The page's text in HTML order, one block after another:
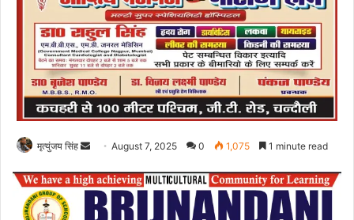
मृत्युंजय सिंह
Send
email
August 7, 2025 0 1,075 1 minute read